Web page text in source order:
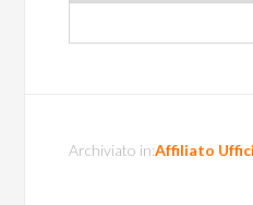
Archiviato in:Affiliato